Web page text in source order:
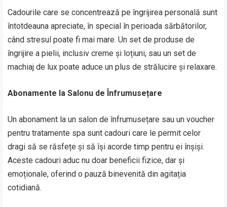
Cadourile care se concentrează pe îngrijirea personală sunt
întotdeauna apreciate, în special în perioada sărbătorilor,
când stresul poate fi mai mare. Un set de produse de
îngrijire a pielii, inclusiv creme și loțiuni, sau un set de
machiaj de lux poate aduce un plus de strălucire și relaxare.
Abonamente la Salonu de Înfrumusețare
Un abonament la un salon de înfrumusețare sau un voucher
pentru tratamente spa sunt cadouri care le permit celor
dragi să se răsfețe și să își acorde timp pentru ei înșiși.
Aceste cadouri aduc nu doar beneficii fizice, dar și
emoționale, oferind o pauză binevenită din agitația
cotidiană.